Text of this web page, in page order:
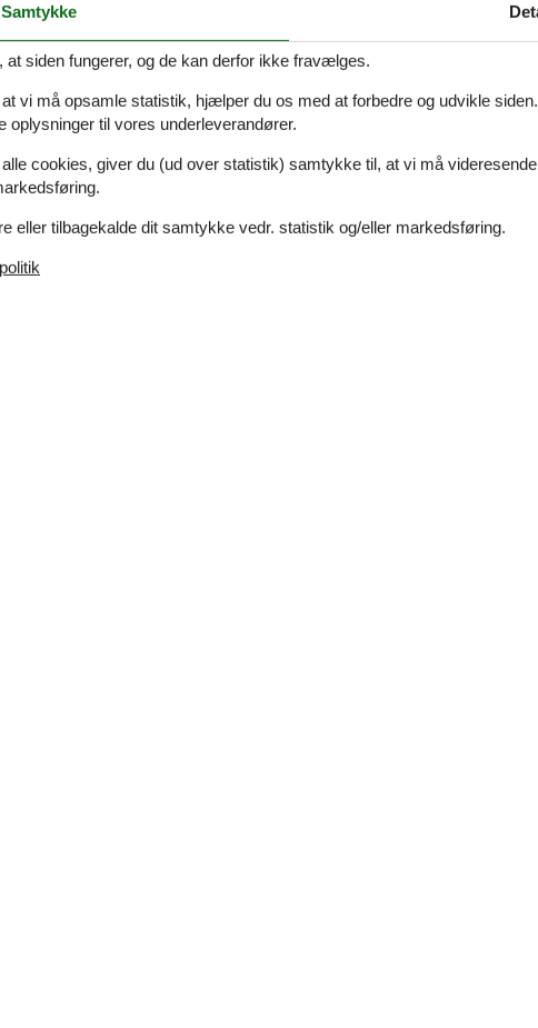
Samtykke
at siden fungerer, og de kan derfor ikke fravælges.
vi må opsamle statistik, hjælper du os med at forbedre og udvikle
oplysninger til vores underleverandører.
cookies, giver du (ud over statistik) samtykke til, at vi må
eller tilbagekalde dit samtykke vedr. statistik og/eller markedsføring.